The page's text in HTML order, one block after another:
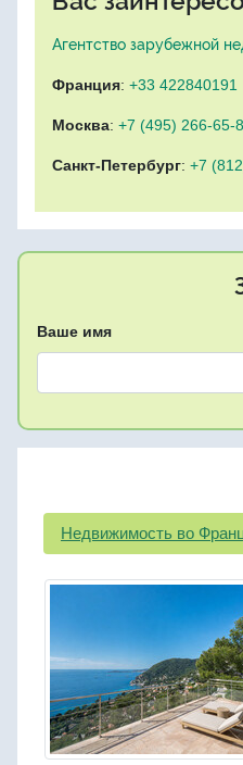
Агентство зарубежной
Франция: +33 422840191
Москва: +7 (495) 266-65-
Санкт-Петербург: +7
Ваше имя
Недвижимость во